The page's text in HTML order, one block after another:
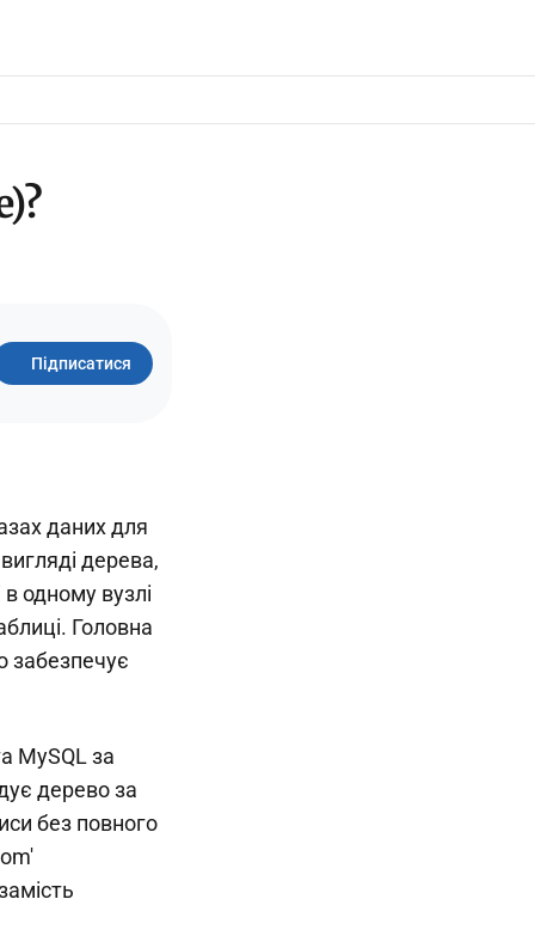
Підписатися
даних для
дерева,
одному вузлі
Головна
забезпечує
MySQL за
дерево за
без повного